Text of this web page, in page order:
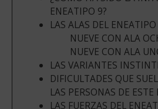
ENEATIPO 9?
LAS ALAS DEL
NUEVE CON ALA
NUEVE CON ALA
LAS VARIANTES
DIFICULTADES QUE
LAS PERSONAS DE
LAS FUERZAS DEL